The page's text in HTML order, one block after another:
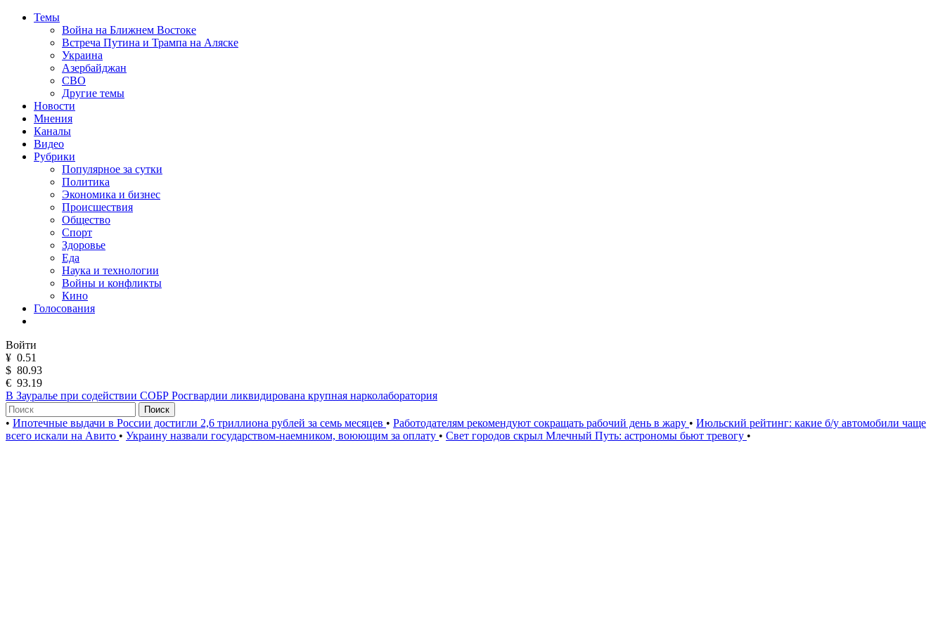
Темы
Война на Ближнем Востоке
Встреча Путина и Трампа на Аляске
Украина
Азербайджан
СВО
Другие темы
Новости
Мнения
Каналы
Видео
Рубрики
Популярное за сутки
Политика
Экономика и бизнес
Происшествия
Общество
Спорт
Здоровье
Еда
Наука и технологии
Войны и конфликты
Кино
Голосования
Войти
¥ 0.51
$ 80.93
€ 93.19
В Зауралье при содействии СОБР Росгвардии ликвидирована крупная нарколаборатория
Поиск
• Ипотечные выдачи в России достигли 2,6 триллиона рублей за семь месяцев • Работодателям рекомендуют сокращать рабочий день в жару • Июльский рейтинг: какие б/у автомобили чаще
всего искали на Авито • Украину назвали государством-наемником, воюющим за оплату • Свет городов скрыл Млечный Путь: астрономы бьют тревогу •